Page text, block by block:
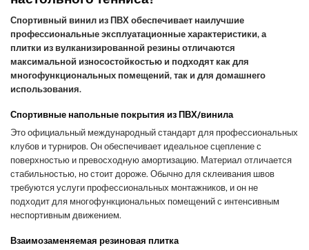
Спортивный винил из ПВХ обеспечивает наилучшие
профессиональные эксплуатационные характеристики, а
плитки из вулканизированной резины отличаются
максимальной износостойкостью и подходят как для
многофункциональных помещений, так и для домашнего
использования.
Спортивные напольные покрытия из ПВХ/винила
Это официальный международный стандарт для профессиональных
клубов и турниров. Он обеспечивает идеальное сцепление с
поверхностью и превосходную амортизацию. Материал отличается
стабильностью, но стоит дороже. Обычно для склеивания швов
требуются услуги профессиональных монтажников, и он не
подходит для многофункциональных помещений с интенсивным
неспортивным движением.
Взаимозаменяемая резиновая плитка